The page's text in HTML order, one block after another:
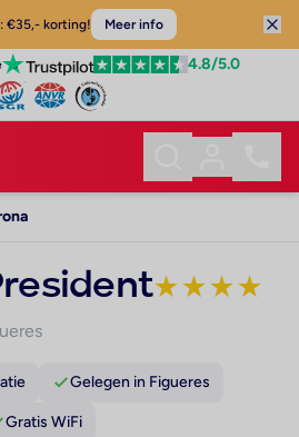
€35,- korting! Meer info
4.8/5.0
★★★★
Gelegen in Figueres
Gratis WiFi